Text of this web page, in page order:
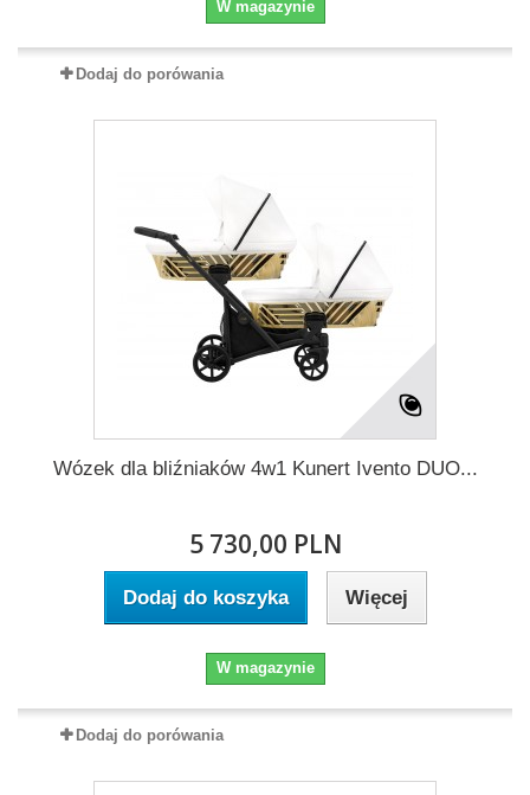
W magazynie
Dodaj do porówania
Wózek dla bliźniaków 4w1 Kunert Ivento DUO...
5 730,00 PLN
Dodaj do koszyka Więcej
W magazynie
Dodaj do porówania